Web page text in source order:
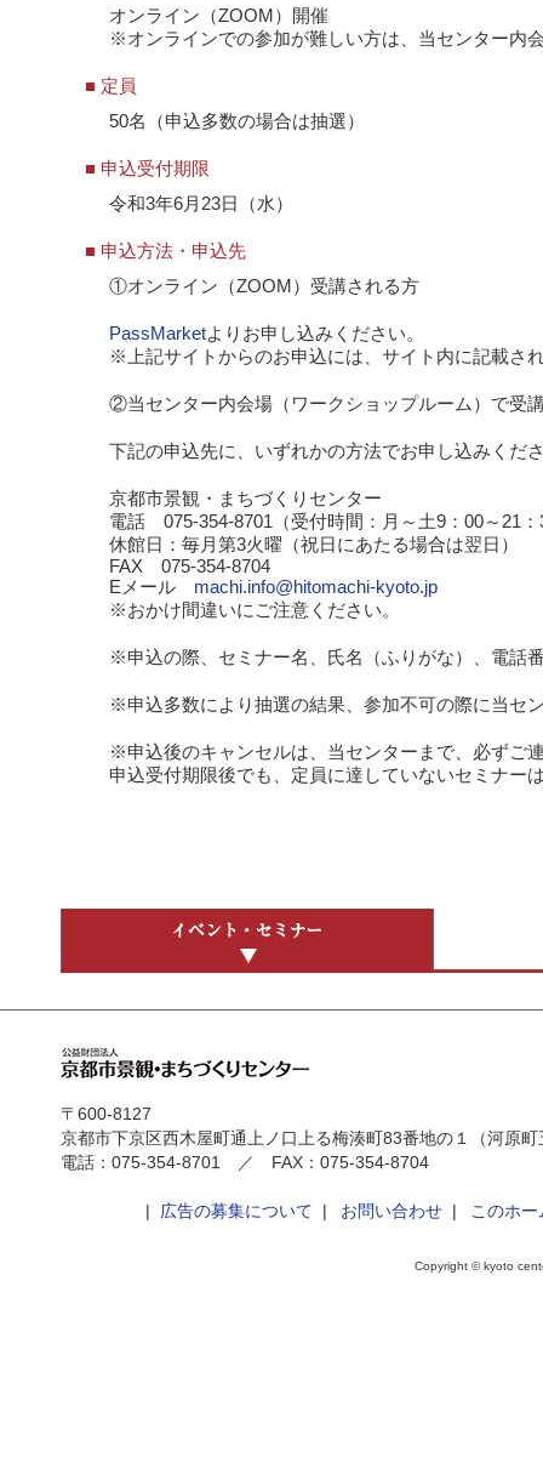
オンライン（ZOOM）開催
※オンラインでの参加が難しい方は、当センター内
■ 定員
50名（申込多数の場合は抽選）
■ 申込受付期限
令和3年6月23日（水）
■ 申込方法・申込先
①オンライン（ZOOM）受講される方
PassMarketよりお申し込みください。
※上記サイトからのお申込には、サイト内に記載さ
②当センター内会場（ワークショップルーム）で受
下記の申込先に、いずれかの方法でお申し込みくだ
京都市景観・まちづくりセンター
電話 075-354-8701（受付時間：月～土9：00～21
休館日：毎月第3火曜（祝日にあたる場合は翌日）
FAX 075-354-8704
Eメール machi.info@hitomachi-kyoto.jp
※おかけ間違いにご注意ください。
※申込の際、セミナー名、氏名（ふりがな）、電話
※申込多数により抽選の結果、参加不可の際に当セ
※申込後のキャンセルは、当センターまで、必ずご
申込受付期限後でも、定員に達していないセミナー
〒600-8127
京都市下京区西木屋町通上ノ口上る梅湊町83番地の１（河原
電話：075-354-8701 ／ FAX：075-354-8704
広告の募集について お問い合わせ| このホー
Copyright © kyoto